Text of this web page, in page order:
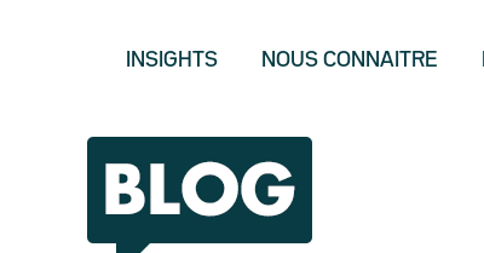
INSIGHTS NOUS CONNAITRE